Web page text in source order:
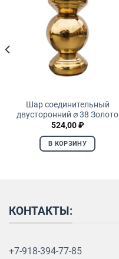
Шар соединительный
двусторонний ⌀ 38 Золото
524,00₽
В КОРЗИНУ
КОНТАКТЫ:
+7-918-394-77-85